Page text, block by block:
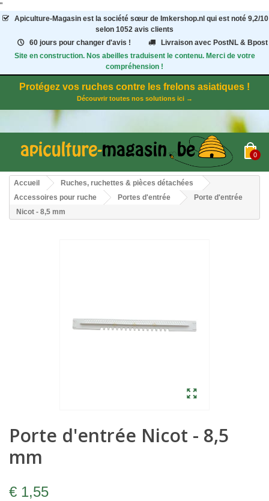
"
Apiculture-Magasinest la société sœur de Imkershop.nl qui est noté 9,2/10
selon 1052 avis clients
60 jours pour changer d'avis !
Livraison avec PostNL & Bpost
Site en construction. Nos abeilles traduisent le contenu. Merci de votre
compréhension !
Protégez vos ruches contre les frelons asiatiques !
Découvrir toutes nos solutions ici →
0
Accueil
Ruches, ruchettes & pièces détachées
Accessoires pour ruche
Portes d'entrée
Porte d'entrée
Nicot - 8,5 mm
Porte d'entrée Nicot - 8,5
mm
€ 1,55